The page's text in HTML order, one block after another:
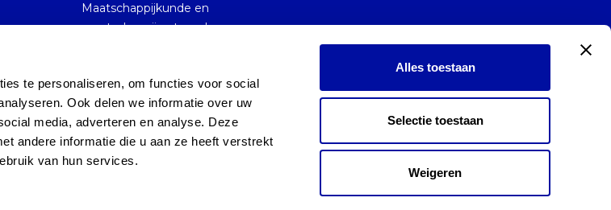
te personaliseren, om functies voor social
Ook delen we informatie over uw
media, adverteren en analyse. Deze
andere informatie die u aan ze heeft verstrekt
van hun services.
Alles toestaan
Selectie toestaan
Weigeren
Maatschappijkunde en
maatschappijwetenschappen
Policy